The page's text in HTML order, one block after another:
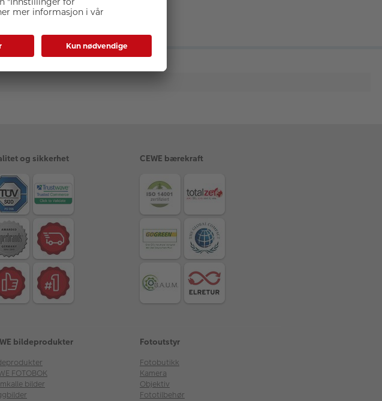
og sikkerhet CEWE bærekraft
bildeprodukter
FOTOBOK
bilder
Fotoutstyr
Fotobutikk
Kamera
Objektiv
Fototilbehør